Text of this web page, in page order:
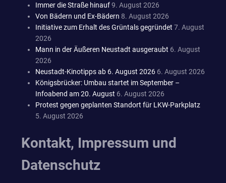
Immer die Straße hinauf9. August 2026
Von Bädern und Ex-Bädern 8. August 2026
Initiative zum Erhalt des Grüntals gegründet 7. August
2026
Mann in der Äußeren Neustadt ausgeraubt 6. August
2026
Neustadt-Kinotipps ab 6. August 2026 6. August 2026
Königsbrücker: Umbau startet im September –
Infoabend am 20. August 6. August 2026
Protest gegen geplanten Standort für LKW-Parkplatz
5. August 2026
Kontakt, Impressum und
Datenschutz